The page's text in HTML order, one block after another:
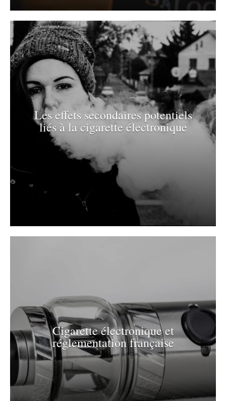
Les effets secondaires potentiels
liés à la cigarette électronique
Cigarette électronique et
réglementation française